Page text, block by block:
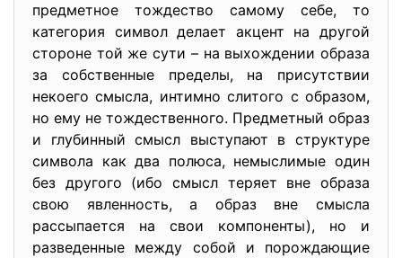
предметное тождество самому себе, то
категория символ делает акцент на другой
стороне той же сути – на выхождении образа
за собственные пределы, на присутствии
некоего смысла, интимно слитого с образом,
но ему не тождественного. Предметный образ
и глубинный смысл выступают в структуре
символа как два полюса, немыслимые один
без другого (ибо смысл теряет вне образа
свою явленность, а образ вне смысла
рассыпается на свои компоненты), но и
разведенные между собой и порождающие